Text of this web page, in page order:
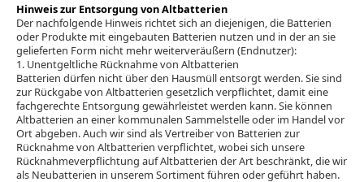
Hinweis zur Entsorgung von Altbatterien
Der nachfolgende Hinweis richtet sich an diejenigen, die Batterien
oder Produkte mit eingebauten Batterien nutzen und in der an sie
gelieferten Form nicht mehr weiterveräußern (Endnutzer):
1. Unentgeltliche Rücknahme von Altbatterien
Batterien dürfen nicht über den Hausmüll entsorgt werden. Sie sind
zur Rückgabe von Altbatterien gesetzlich verpflichtet, damit eine
fachgerechte Entsorgung gewährleistet werden kann. Sie können
Altbatterien an einer kommunalen Sammelstelle oder im Handel vor
Ort abgeben. Auch wir sind als Vertreiber von Batterien zur
Rücknahme von Altbatterien verpflichtet, wobei sich unsere
Rücknahmeverpflichtung auf Altbatterien der Art beschränkt, die wir
als Neubatterien in unserem Sortiment führen oder geführt haben.